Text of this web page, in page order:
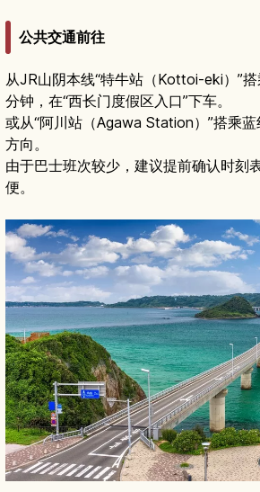
公共交通前往
从JR山阴本线“特牛站（Kottoi-eki）”
分钟，在“西长门度假区入口”下车。
或从“阿川站（Agawa Station）”搭乘
方向。
由于巴士班次较少，建议提前确认时刻
便。